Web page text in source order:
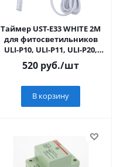
Таймер UST-E33 WHITE 2M
для фитосветильников
ULI-P10, ULI-P11, ULI-P20,
ULI-P21, ULI-P18
520 руб./шт
В корзину